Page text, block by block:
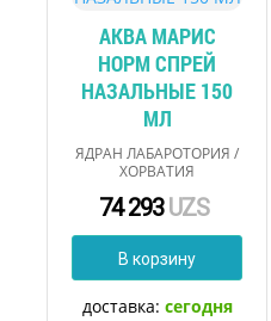
АКВА МАРИС
НОРМ СПРЕЙ
НАЗАЛЬНЫЕ 150
МЛ
ЯДРАН ЛАБАРОТОРИЯ /
ХОРВАТИЯ
74 293UZS
В корзину
доставка: сегодня